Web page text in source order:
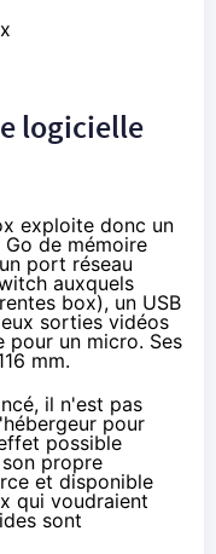
logicielle
exploite donc un
de mémoire
port réseau
auxquels
box), un USB
sorties vidéos
pour un micro. Ses
mm.
il n'est pas
pour
possible
propre
et disponible
qui voudraient
sont